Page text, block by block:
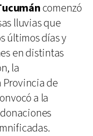
comenzó
lluvias que
últimos días y
en distintas
la
Provincia de
a la